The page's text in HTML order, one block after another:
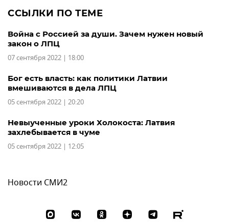
ССЫЛКИ ПО ТЕМЕ
Война с Россией за души. Зачем нужен новый
закон о ЛПЦ
07 сентября 2022 | 18:00
Бог есть власть: как политики Латвии
вмешиваются в дела ЛПЦ
05 сентября 2022 | 20:20
Невыученные уроки Холокоста: Латвия
захлебывается в чуме
05 сентября 2022 | 12:05
Новости СМИ2